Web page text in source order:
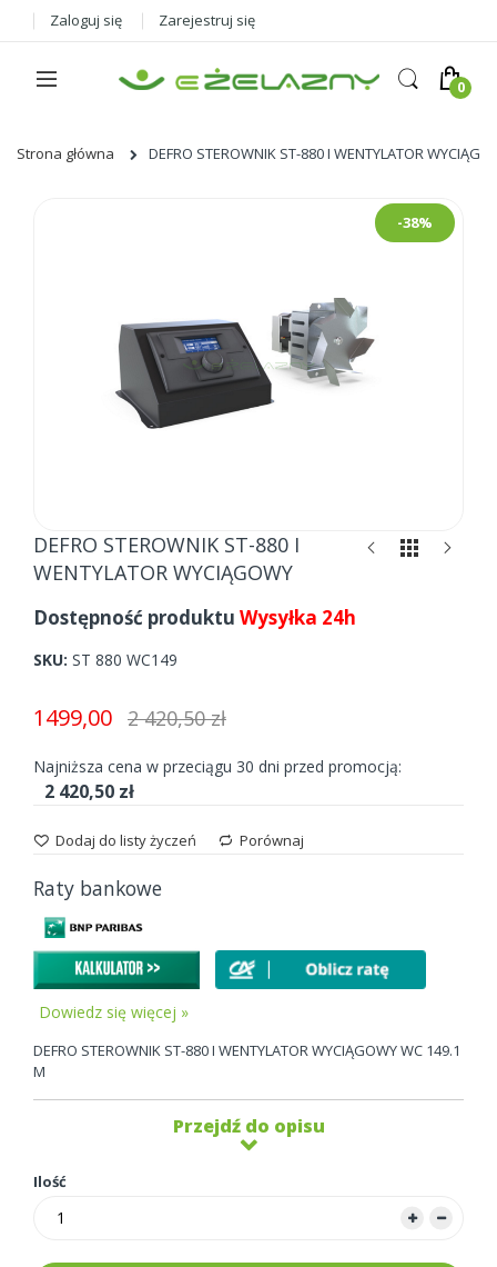
Zaloguj się Zarejestruj się
Strona główna DEFRO STEROWNIK ST-880 I WENTYLATOR
-38%
Skip
to
beginning
the
gallery
DEFRO STEROWNIK ST-880 I
WENTYLATOR WYCIĄGOWY
Dostępność produktu Wysyłka 24h
SKU ST 880 WC149
1499,00 2 420,50 zł
Najniższa cena w przeciągu 30 dni przed promocją:
2 420,50 zł
Dodaj do listy życzeń Porównaj
Raty bankowe
Dowiedz się więcej »
DEFRO STEROWNIK ST-880 I WENTYLATOR WYCIĄGOWY WC 149.1
M
Przejdź do opisu
Ilość